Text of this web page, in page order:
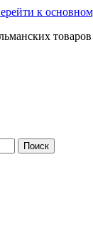
к
товаров
Поиск